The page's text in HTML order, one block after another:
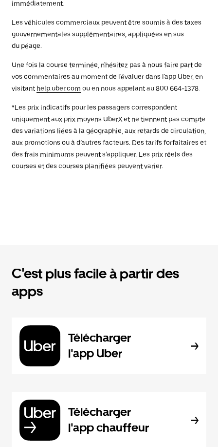
immédiatement.
Les véhicules commerciaux peuvent être soumis à des taxes
gouvernementales supplémentaires, appliquées en sus
du péage.
Une fois la course terminée, n'hésitez pas à nous faire part de
vos commentaires au moment de l'évaluer dans l'app Uber, en
visitant help.uber.com ou en nous appelant au 800 664-1378.
*Les prix indicatifs pour les passagers correspondent
uniquement aux prix moyens UberX et ne tiennent pas compte
des variations liées à la géographie, aux retards de circulation,
aux promotions ou à d’autres facteurs. Des tarifs forfaitaires et
des frais minimums peuvent s’appliquer. Les prix réels des
courses et des courses planifiées peuvent varier.
C'est plus facile à partir des
apps
Télécharger
l'app Uber
Télécharger
l'app chauffeur